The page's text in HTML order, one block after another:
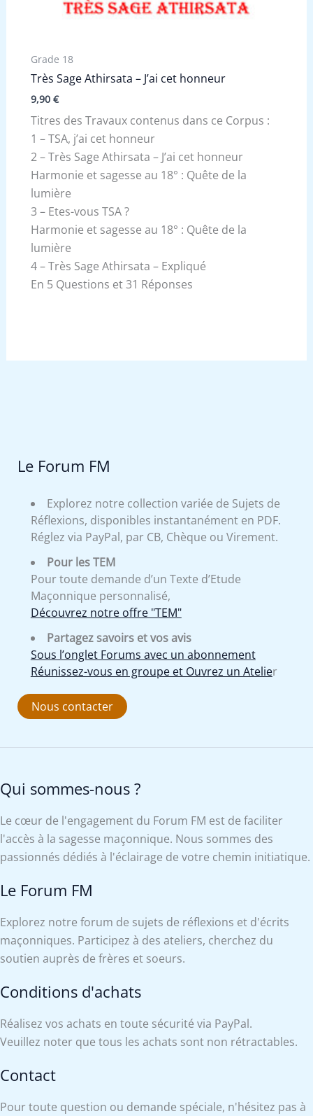
Grade 18
Très Sage Athirsata – J’ai cet honneur
9,90 €
Titres des Travaux contenus dans ce Corpus :
1 – TSA, j’ai cet honneur
2 – Très Sage Athirsata – J’ai cet honneur
Harmonie et sagesse au 18° : Quête de la
lumière
3 – Etes-vous TSA ?
Harmonie et sagesse au 18° : Quête de la
lumière
4 – Très Sage Athirsata – Expliqué
En 5 Questions et 31 Réponses
Le Forum FM
Explorez notre collection variée de Sujets de
Réflexions, disponibles instantanément en PDF.
Réglez via PayPal, par CB, Chèque ou Virement.
Pour les TEM
Pour toute demande d’un Texte d’Etude
Maçonnique personnalisé,
Découvrez notre offre "TEM"
Partagez savoirs et vos avis
Sous l’onglet Forums avec un abonnement
Réunissez-vous en groupe et Ouvrez un Atelier
Nous contacter
Qui sommes-nous ?
Le cœur de l'engagement du Forum FM est de faciliter
l'accès à la sagesse maçonnique. Nous sommes des
passionnés dédiés à l'éclairage de votre chemin initiatique.
Le Forum FM
Explorez notre forum de sujets de réflexions et d'écrits
maçonniques. Participez à des ateliers, cherchez du
soutien auprès de frères et soeurs.
Conditions d'achats
Réalisez vos achats en toute sécurité via PayPal.
Veuillez noter que tous les achats sont non rétractables.
Contact
Pour toute question ou demande spéciale, n'hésitez pas à